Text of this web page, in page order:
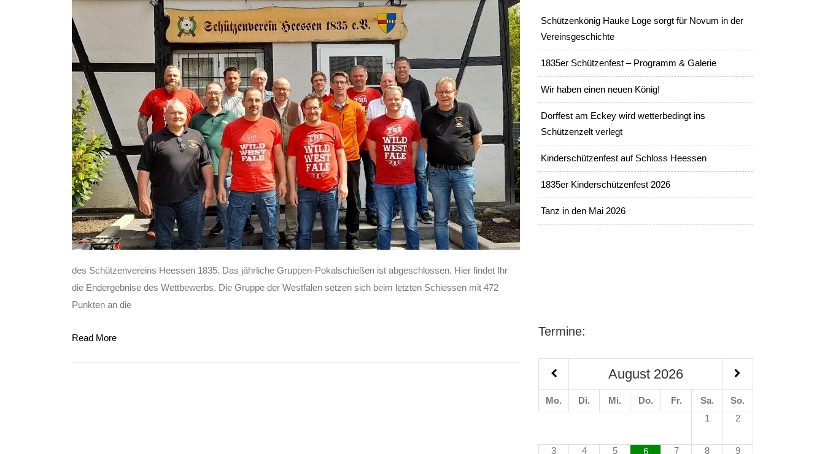
des Schützenvereins Heessen 1835. Das jährliche Gruppen-Pokalschießen ist abgeschlossen. Hier findet Ihr
die Endergebnise des Wettbewerbs. Die Gruppe der Westfalen setzen sich beim letzten Schiessen mit 472
Punkten an die
Read More
Schützenkönig Hauke Loge sorgt für Novum in der
Vereinsgeschichte
1835er Schützenfest – Programm & Galerie
Wir haben einen neuen König!
Dorffest am Eckey wird wetterbedingt ins
Schützenzelt verlegt
Kinderschützenfest auf Schloss Heessen
1835er Kinderschützenfest 2026
Tanz in den Mai 2026
Termine:
August 2026
Mo. Di. Mi. Do. Fr. Sa.
So.
1
2
3 4 5 6 7 8 9